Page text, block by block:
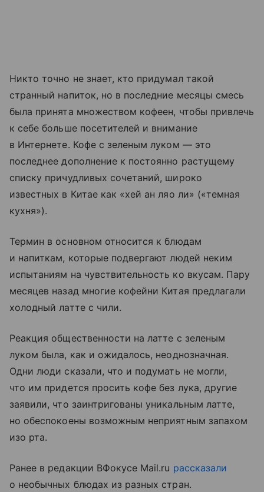
Никто точно не знает, кто придумал такой
странный напиток, но в последние месяцы смесь
была принята множеством кофеен, чтобы привлечь
к себе больше посетителей и внимание
в Интернете. Кофе с зеленым луком — это
последнее дополнение к постоянно растущему
списку причудливых сочетаний, широко
известных в Китае как «хей ан ляо ли» («темная
кухня»).
Термин в основном относится к блюдам
и напиткам, которые подвергают людей неким
испытаниям на чувствительность ко вкусам. Пару
месяцев назад многие кофейни Китая предлагали
холодный латте с чили.
Реакция общественности на латте с зеленым
луком была, как и ожидалось, неоднозначная.
Одни люди сказали, что и подумать не могли,
что им придется просить кофе без лука, другие
заявили, что заинтригованы уникальным латте,
но обеспокоены возможным неприятным запахом
изо рта.
Ранее в редакции ВФокусе Mail.ru рассказали
о необычных блюдах из разных стран.